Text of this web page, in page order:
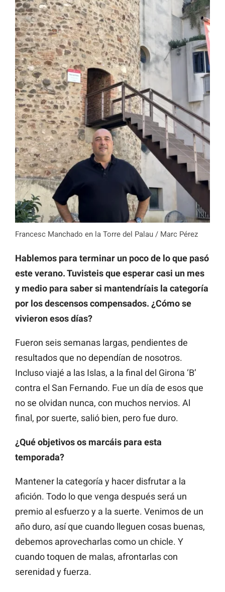
Francesc Manchado en la Torre del Palau / Marc Pérez
Hablemos para terminar un poco de lo que pasó
este verano. Tuvisteis que esperar casi un mes
y medio para saber si mantendríais la categoría
por los descensos compensados. ¿Cómo se
vivieron esos días?
Fueron seis semanas largas, pendientes de
resultados que no dependían de nosotros.
Incluso viajé a las Islas, a la final del Girona ‘B’
contra el San Fernando. Fue un día de esos que
no se olvidan nunca, con muchos nervios. Al
final, por suerte, salió bien, pero fue duro.
¿Qué objetivos os marcáis para esta
temporada?
Mantener la categoría y hacer disfrutar a la
afición. Todo lo que venga después será un
premio al esfuerzo y a la suerte. Venimos de un
año duro, así que cuando lleguen cosas buenas,
debemos aprovecharlas como un chicle. Y
cuando toquen de malas, afrontarlas con
serenidad y fuerza.